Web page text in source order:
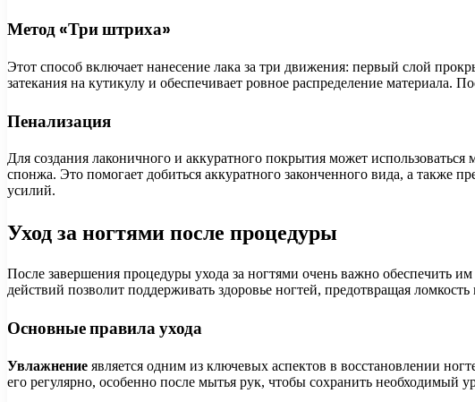
Метод «Три штриха»
Этот способ включает нанесение лака за три движения: первый слой
затекания на кутикулу и обеспечивает ровное распределение
Пенализация
Для создания лаконичного и аккуратного покрытия может
спонжа. Это помогает добиться аккуратного законченного вида, а также
усилий.
Уход за ногтями после процедуры
После завершения процедуры ухода за ногтями очень важно обеспечить
действий позволит поддерживать здоровье ногтей, предотвращая
Основные правила ухода
Увлажнение является одним из ключевых аспектов в восстановлении
его регулярно, особенно после мытья рук, чтобы сохранить необходимый